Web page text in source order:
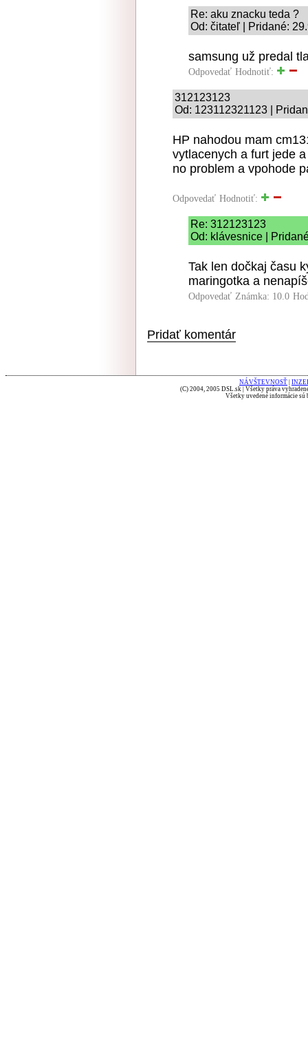
Re: aku znacku teda ?
Od: čitateľ | Pridané:
samsung už predal
Odpovedať Hodnotiť:
312123123
Od: 123112321123 |
HP nahodou mam
vytlacenych a furt jede
no problem a vpohode
Odpovedať Hodnotiť:
Re: 312123123
Od: klávesnice |
Tak len dočkaj času
maringotka a
Odpovedať Známka: 10.0
Pridať komentár
NÁVŠTEVNOSŤ
(C) 2004, 2005 DSL.sk | Všetky práva
Všetky uvedené informácie sú